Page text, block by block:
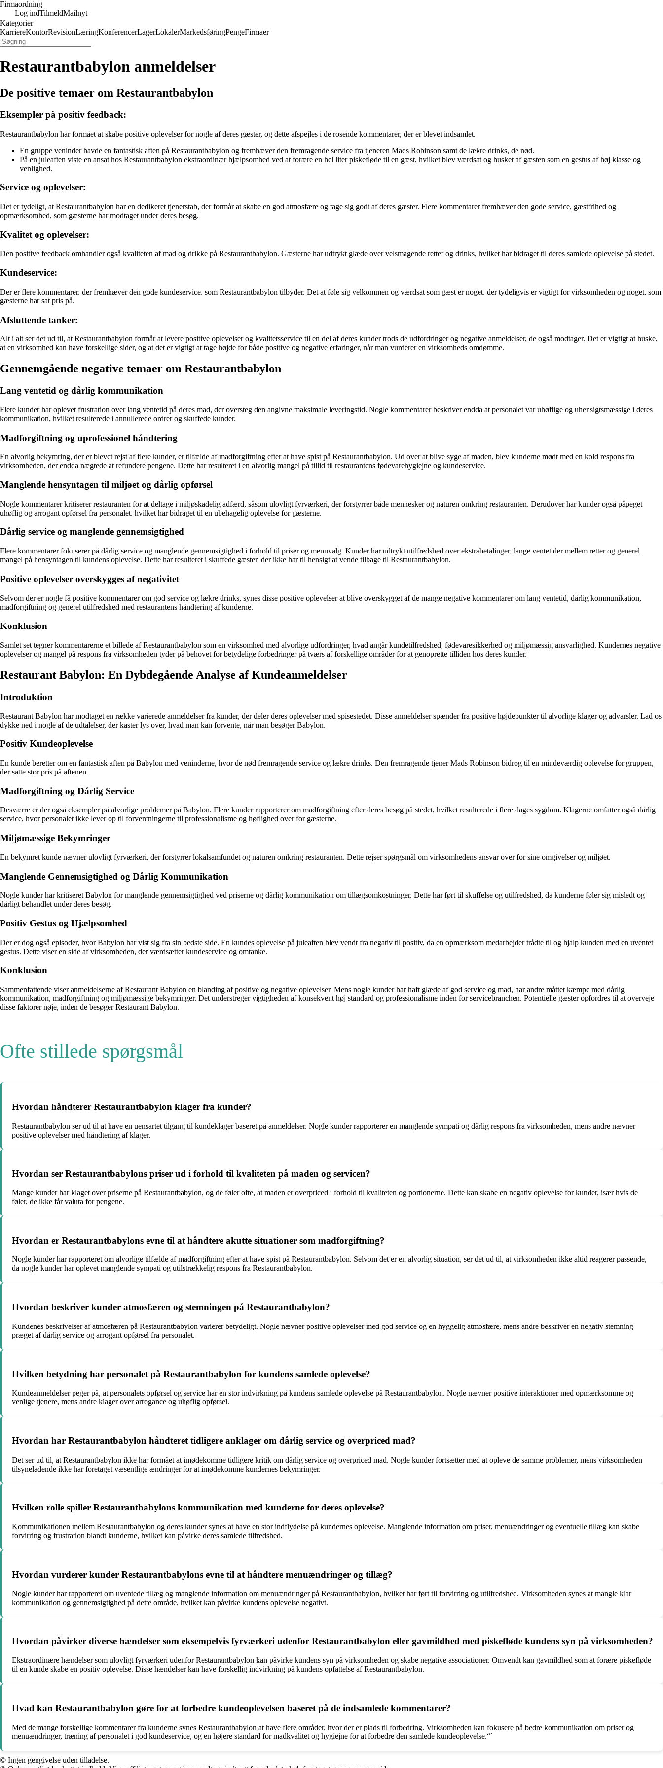
Firmaordning
Log indTilmeldMailnyt
Kategorier
KarriereKontorRevisionLæringKonferencerLagerLokalerMarkedsføringPengeFirmaer
Restaurantbabylon anmeldelser
De positive temaer om Restaurantbabylon
Eksempler på positiv feedback:
Restaurantbabylon har formået at skabe positive oplevelser for nogle af deres gæster, og dette afspejles i de rosende kommentarer, der er blevet indsamlet.
En gruppe veninder havde en fantastisk aften på Restaurantbabylon og fremhæver den fremragende service fra tjeneren Mads Robinson samt de lækre drinks, de nød.
På en juleaften viste en ansat hos Restaurantbabylon ekstraordinær hjælpsomhed ved at forære en hel liter piskefløde til en gæst, hvilket blev værdsat og husket af gæsten som en gestus af høj klasse og
venlighed.
Service og oplevelser:
Det er tydeligt, at Restaurantbabylon har en dedikeret tjenerstab, der formår at skabe en god atmosfære og tage sig godt af deres gæster. Flere kommentarer fremhæver den gode service, gæstfrihed og
opmærksomhed, som gæsterne har modtaget under deres besøg.
Kvalitet og oplevelser:
Den positive feedback omhandler også kvaliteten af mad og drikke på Restaurantbabylon. Gæsterne har udtrykt glæde over velsmagende retter og drinks, hvilket har bidraget til deres samlede oplevelse på stedet.
Kundeservice:
Der er flere kommentarer, der fremhæver den gode kundeservice, som Restaurantbabylon tilbyder. Det at føle sig velkommen og værdsat som gæst er noget, der tydeligvis er vigtigt for virksomheden og noget, som
gæsterne har sat pris på.
Afsluttende tanker:
Alt i alt ser det ud til, at Restaurantbabylon formår at levere positive oplevelser og kvalitetsservice til en del af deres kunder trods de udfordringer og negative anmeldelser, de også modtager. Det er vigtigt at huske,
at en virksomhed kan have forskellige sider, og at det er vigtigt at tage højde for både positive og negative erfaringer, når man vurderer en virksomheds omdømme.
Gennemgående negative temaer om Restaurantbabylon
Lang ventetid og dårlig kommunikation
Flere kunder har oplevet frustration over lang ventetid på deres mad, der oversteg den angivne maksimale leveringstid. Nogle kommentarer beskriver endda at personalet var uhøflige og uhensigtsmæssige i deres
kommunikation, hvilket resulterede i annullerede ordrer og skuffede kunder.
Madforgiftning og uprofessionel håndtering
En alvorlig bekymring, der er blevet rejst af flere kunder, er tilfælde af madforgiftning efter at have spist på Restaurantbabylon. Ud over at blive syge af maden, blev kunderne mødt med en kold respons fra
virksomheden, der endda nægtede at refundere pengene. Dette har resulteret i en alvorlig mangel på tillid til restaurantens fødevarehygiejne og kundeservice.
Manglende hensyntagen til miljøet og dårlig opførsel
Nogle kommentarer kritiserer restauranten for at deltage i miljøskadelig adfærd, såsom ulovligt fyrværkeri, der forstyrrer både mennesker og naturen omkring restauranten. Derudover har kunder også påpeget
uhøflig og arrogant opførsel fra personalet, hvilket har bidraget til en ubehagelig oplevelse for gæsterne.
Dårlig service og manglende gennemsigtighed
Flere kommentarer fokuserer på dårlig service og manglende gennemsigtighed i forhold til priser og menuvalg. Kunder har udtrykt utilfredshed over ekstrabetalinger, lange ventetider mellem retter og generel
mangel på hensyntagen til kundens oplevelse. Dette har resulteret i skuffede gæster, der ikke har til hensigt at vende tilbage til Restaurantbabylon.
Positive oplevelser overskygges af negativitet
Selvom der er nogle få positive kommentarer om god service og lækre drinks, synes disse positive oplevelser at blive overskygget af de mange negative kommentarer om lang ventetid, dårlig kommunikation,
madforgiftning og generel utilfredshed med restaurantens håndtering af kunderne.
Konklusion
Samlet set tegner kommentarerne et billede af Restaurantbabylon som en virksomhed med alvorlige udfordringer, hvad angår kundetilfredshed, fødevaresikkerhed og miljømæssig ansvarlighed. Kundernes negative
oplevelser og mangel på respons fra virksomheden tyder på behovet for betydelige forbedringer på tværs af forskellige områder for at genoprette tilliden hos deres kunder.
Restaurant Babylon: En Dybdegående Analyse af Kundeanmeldelser
Introduktion
Restaurant Babylon har modtaget en række varierede anmeldelser fra kunder, der deler deres oplevelser med spisestedet. Disse anmeldelser spænder fra positive højdepunkter til alvorlige klager og advarsler. Lad os
dykke ned i nogle af de udtalelser, der kaster lys over, hvad man kan forvente, når man besøger Babylon.
Positiv Kundeoplevelse
En kunde beretter om en fantastisk aften på Babylon med veninderne, hvor de nød fremragende service og lækre drinks. Den fremragende tjener Mads Robinson bidrog til en mindeværdig oplevelse for gruppen,
der satte stor pris på aftenen.
Madforgiftning og Dårlig Service
Desværre er der også eksempler på alvorlige problemer på Babylon. Flere kunder rapporterer om madforgiftning efter deres besøg på stedet, hvilket resulterede i flere dages sygdom. Klagerne omfatter også dårlig
service, hvor personalet ikke lever op til forventningerne til professionalisme og høflighed over for gæsterne.
Miljømæssige Bekymringer
En bekymret kunde nævner ulovligt fyrværkeri, der forstyrrer lokalsamfundet og naturen omkring restauranten. Dette rejser spørgsmål om virksomhedens ansvar over for sine omgivelser og miljøet.
Manglende Gennemsigtighed og Dårlig Kommunikation
Nogle kunder har kritiseret Babylon for manglende gennemsigtighed ved priserne og dårlig kommunikation om tillægsomkostninger. Dette har ført til skuffelse og utilfredshed, da kunderne føler sig misledt og
dårligt behandlet under deres besøg.
Positiv Gestus og Hjælpsomhed
Der er dog også episoder, hvor Babylon har vist sig fra sin bedste side. En kundes oplevelse på juleaften blev vendt fra negativ til positiv, da en opmærksom medarbejder trådte til og hjalp kunden med en uventet
gestus. Dette viser en side af virksomheden, der værdsætter kundeservice og omtanke.
Konklusion
Sammenfattende viser anmeldelserne af Restaurant Babylon en blanding af positive og negative oplevelser. Mens nogle kunder har haft glæde af god service og mad, har andre måttet kæmpe med dårlig
kommunikation, madforgiftning og miljømæssige bekymringer. Det understreger vigtigheden af konsekvent høj standard og professionalisme inden for servicebranchen. Potentielle gæster opfordres til at overveje
disse faktorer nøje, inden de besøger Restaurant Babylon.
Ofte stillede spørgsmål
Hvordan håndterer Restaurantbabylon klager fra kunder?
Restaurantbabylon ser ud til at have en uensartet tilgang til kundeklager baseret på anmeldelser. Nogle kunder rapporterer en manglende sympati og dårlig respons fra virksomheden, mens andre nævner
positive oplevelser med håndtering af klager.
Hvordan ser Restaurantbabylons priser ud i forhold til kvaliteten på maden og servicen?
Mange kunder har klaget over priserne på Restaurantbabylon, og de føler ofte, at maden er overpriced i forhold til kvaliteten og portionerne. Dette kan skabe en negativ oplevelse for kunder, især hvis de
føler, de ikke får valuta for pengene.
Hvordan er Restaurantbabylons evne til at håndtere akutte situationer som madforgiftning?
Nogle kunder har rapporteret om alvorlige tilfælde af madforgiftning efter at have spist på Restaurantbabylon. Selvom det er en alvorlig situation, ser det ud til, at virksomheden ikke altid reagerer passende,
da nogle kunder har oplevet manglende sympati og utilstrækkelig respons fra Restaurantbabylon.
Hvordan beskriver kunder atmosfæren og stemningen på Restaurantbabylon?
Kundenes beskrivelser af atmosfæren på Restaurantbabylon varierer betydeligt. Nogle nævner positive oplevelser med god service og en hyggelig atmosfære, mens andre beskriver en negativ stemning
præget af dårlig service og arrogant opførsel fra personalet.
Hvilken betydning har personalet på Restaurantbabylon for kundens samlede oplevelse?
Kundeanmeldelser peger på, at personalets opførsel og service har en stor indvirkning på kundens samlede oplevelse på Restaurantbabylon. Nogle nævner positive interaktioner med opmærksomme og
venlige tjenere, mens andre klager over arrogance og uhøflig opførsel.
Hvordan har Restaurantbabylon håndteret tidligere anklager om dårlig service og overpriced mad?
Det ser ud til, at Restaurantbabylon ikke har formået at imødekomme tidligere kritik om dårlig service og overpriced mad. Nogle kunder fortsætter med at opleve de samme problemer, mens virksomheden
tilsyneladende ikke har foretaget væsentlige ændringer for at imødekomme kundernes bekymringer.
Hvilken rolle spiller Restaurantbabylons kommunikation med kunderne for deres oplevelse?
Kommunikationen mellem Restaurantbabylon og deres kunder synes at have en stor indflydelse på kundernes oplevelse. Manglende information om priser, menuændringer og eventuelle tillæg kan skabe
forvirring og frustration blandt kunderne, hvilket kan påvirke deres samlede tilfredshed.
Hvordan vurderer kunder Restaurantbabylons evne til at håndtere menuændringer og tillæg?
Nogle kunder har rapporteret om uventede tillæg og manglende information om menuændringer på Restaurantbabylon, hvilket har ført til forvirring og utilfredshed. Virksomheden synes at mangle klar
kommunikation og gennemsigtighed på dette område, hvilket kan påvirke kundens oplevelse negativt.
Hvordan påvirker diverse hændelser som eksempelvis fyrværkeri udenfor Restaurantbabylon eller gavmildhed med piskefløde kundens syn på virksomheden?
Ekstraordinære hændelser som ulovligt fyrværkeri udenfor Restaurantbabylon kan påvirke kundens syn på virksomheden og skabe negative associationer. Omvendt kan gavmildhed som at forære piskefløde
til en kunde skabe en positiv oplevelse. Disse hændelser kan have forskellig indvirkning på kundens opfattelse af Restaurantbabylon.
Hvad kan Restaurantbabylon gøre for at forbedre kundeoplevelsen baseret på de indsamlede kommentarer?
Med de mange forskellige kommentarer fra kunderne synes Restaurantbabylon at have flere områder, hvor der er plads til forbedring. Virksomheden kan fokusere på bedre kommunikation om priser og
menuændringer, træning af personalet i god kundeservice, og en højere standard for madkvalitet og hygiejne for at forbedre den samlede kundeoplevelse.“`
© Ingen gengivelse uden tilladelse.